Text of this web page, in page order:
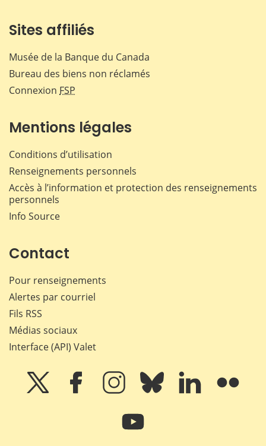
Sites affiliés
Musée de la Banque du Canada
Bureau des biens non réclamés
Connexion FSP
Mentions légales
Conditions d’utilisation
Renseignements personnels
Accès à l’information et protection des renseignements
personnels
Info Source
Contact
Pour renseignements
Alertes par courriel
Fils RSS
Médias sociaux
Interface (API) Valet